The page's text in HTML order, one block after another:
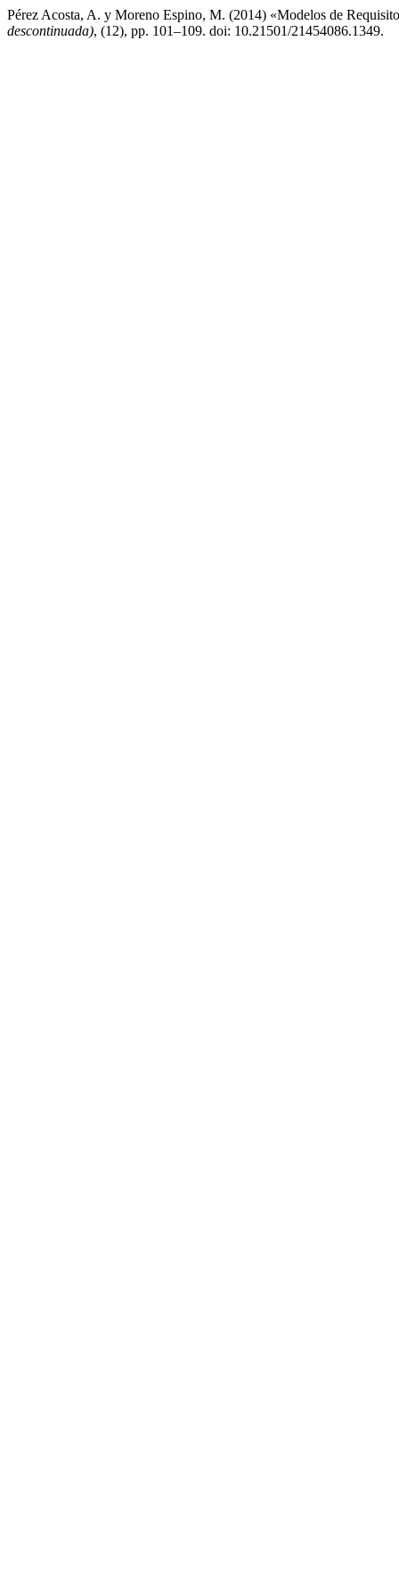
Pérez Acosta, A. y Moreno Espino, M. (2014) «Modelos de
descontinuada), (12), pp. 101–109. doi: 10.21501/21454086.1349.